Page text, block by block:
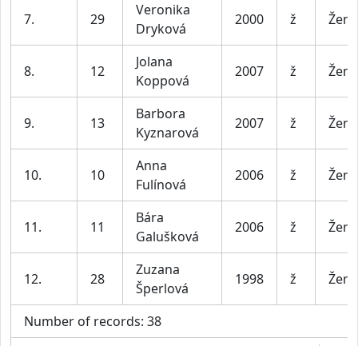
7. 29
Veronika
Dryková
2000 ž Ženy
8. 12
Jolana
Koppová
2007 ž Ženy
9. 13
Barbora
Kyznarová
2007 ž Ženy
10. 10
Anna
Fulínová
2006 ž Ženy
11. 11
Bára
Galušková
2006 ž Ženy
12. 28
Zuzana
Šperlová
1998 ž Ženy
Number of records: 38